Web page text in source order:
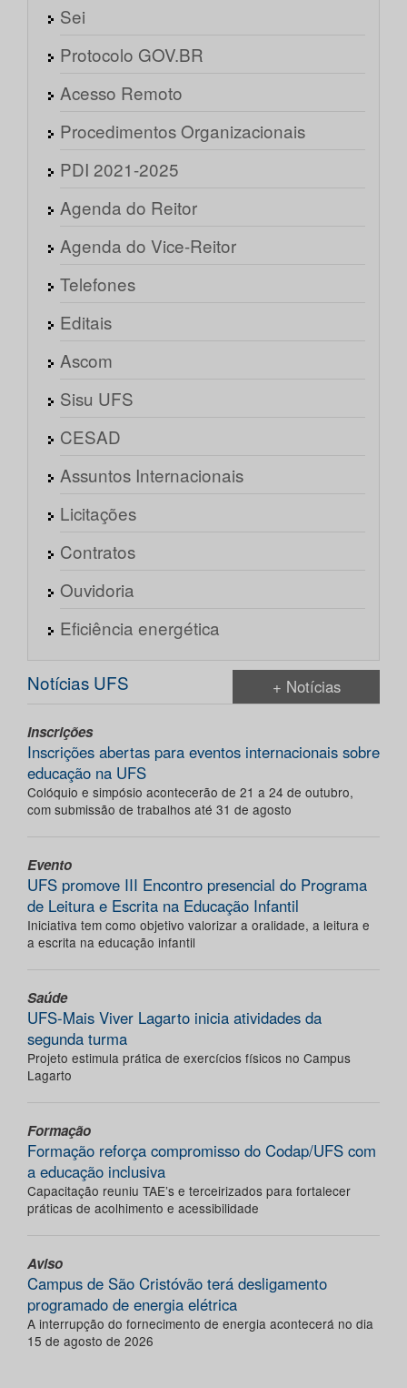
Sei
Protocolo GOV.BR
Acesso Remoto
Procedimentos Organizacionais
PDI 2021-2025
Agenda do Reitor
Agenda do Vice-Reitor
Telefones
Editais
Ascom
Sisu UFS
CESAD
Assuntos Internacionais
Licitações
Contratos
Ouvidoria
Eficiência energética
Notícias UFS + Notícias
Inscrições
Inscrições abertas para eventos internacionais sobre
educação na UFS
Colóquio e simpósio acontecerão de 21 a 24 de outubro,
com submissão de trabalhos até 31 de agosto
Evento
UFS promove III Encontro presencial do Programa
de Leitura e Escrita na Educação Infantil
Iniciativa tem como objetivo valorizar a oralidade, a leitura e
a escrita na educação infantil
Saúde
UFS-Mais Viver Lagarto inicia atividades da
segunda turma
Projeto estimula prática de exercícios físicos no Campus
Lagarto
Formação
Formação reforça compromisso do Codap/UFS com
a educação inclusiva
Capacitação reuniu TAE’s e terceirizados para fortalecer
práticas de acolhimento e acessibilidade
Aviso
Campus de São Cristóvão terá desligamento
programado de energia elétrica
A interrupção do fornecimento de energia acontecerá no dia
15 de agosto de 2026